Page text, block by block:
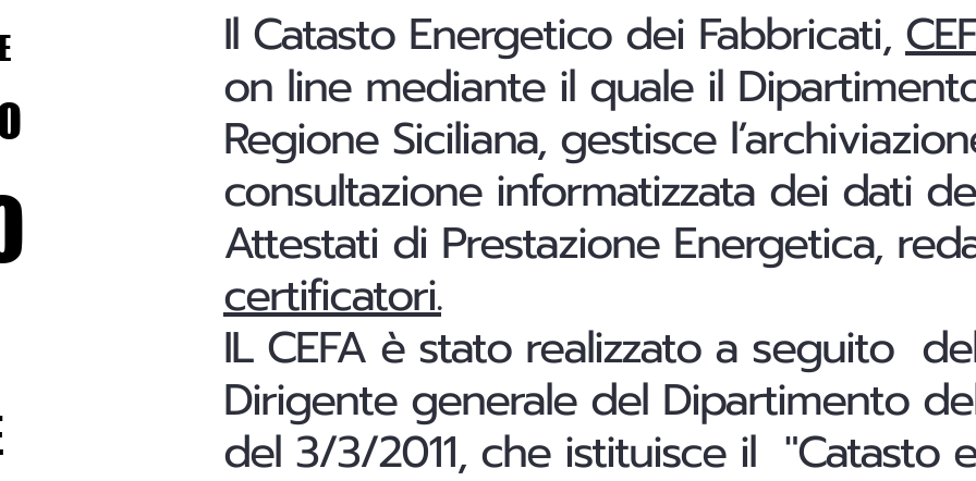
Il Catasto Energetico dei Fabbricati,
on line mediante il quale il
Regione Siciliana, gestisce
consultazione informatizzata dei dati
Attestati di Prestazione Energetica,
certificatori.
IL CEFA è stato realizzato a seguito
Dirigente generale del Dipartimento
del 3/3/2011, che istituisce il "Catasto